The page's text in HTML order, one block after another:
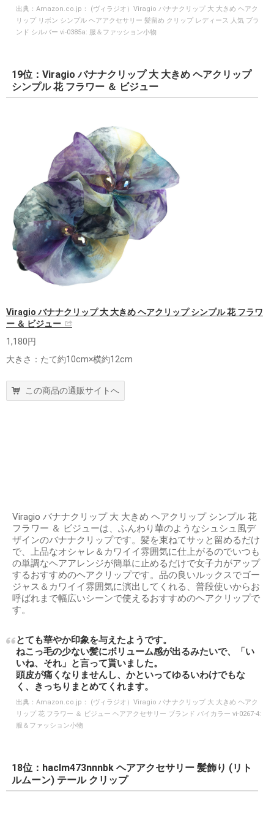
出典： Amazon.co.jp： (ヴィラジオ）Viragio バナナクリップ 大 大きめ ヘアク
リップ リボン シンプル ヘアアクセサリー 髪留め クリップ レディース 人気 ブラ
ンド シルバー vi-0385a: 服＆ファッション小物
19位：Viragio バナナクリップ 大 大きめ ヘアクリップ
シンプル 花 フラワー ＆ ビジュー
Viragio バナナクリップ 大 大きめ ヘアクリップ シンプル 花 フラワ
ー ＆ ビジュー
1,180円
大きさ：たて約10cm×横約12cm
この商品の通販サイトへ
Viragio バナナクリップ 大 大きめ ヘアクリップ シンプル 花
フラワー ＆ ビジューは、ふんわり華のようなシュシュ風デ
ザインのバナナクリップです。髪を束ねてサッと留めるだけ
で、上品なオシャレ＆カワイイ雰囲気に仕上がるのでいつも
の単調なヘアアレンジが簡単に止めるだけで女子力がアップ
するおすすめのヘアクリップです。品の良いルックスでゴー
ジャス＆カワイイ雰囲気に演出してくれる、普段使いからお
呼ばれまで幅広いシーンで使えるおすすめのヘアクリップで
す。
とても華やか印象を与えたようです。
ねこっ毛の少ない髪にボリューム感が出るみたいで、「い
いね、それ」と言って貰いました。
頭皮が痛くなりませんし、かといってゆるいわけでもな
く、きっちりまとめてくれます。
出典： Amazon.co.jp： (ヴィラジオ）Viragio バナナクリップ 大 大きめ ヘアク
リップ 花 フラワー ＆ ビジュー ヘアアクセサリー ブランド バイカラー vi-0267-4:
服＆ファッション小物
18位：haclm473nnnbk ヘアアクセサリー 髪飾り (リト
ルムーン) テール クリップ